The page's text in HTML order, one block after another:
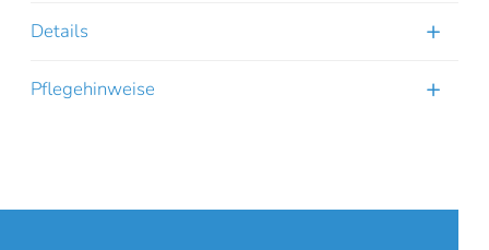
Details
Pflegehinweise